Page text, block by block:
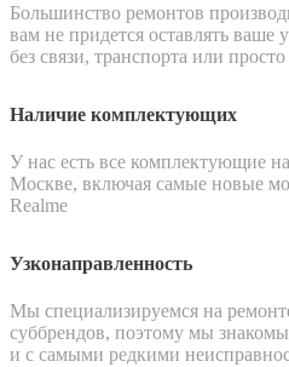
Большинство ремонтов
вам не придется оставлять ваше
без связи, транспорта или
Наличие комплектующих
У нас есть все комплектующие
Москве, включая самые новые
Realme
Узконаправленность
Мы специализируемся на
суббрендов, поэтому мы
и с самыми редкими